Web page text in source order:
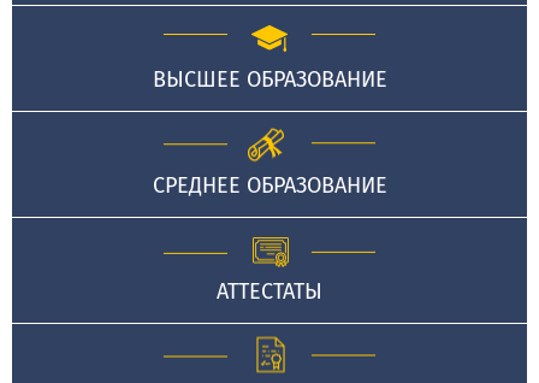
ВЫСШЕЕ ОБРАЗОВАНИЕ
СРЕДНЕЕ ОБРАЗОВАНИЕ
АТТЕСТАТЫ